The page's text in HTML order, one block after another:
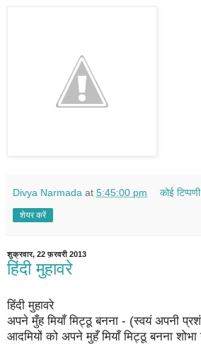
Divya Narmada at 5:45:00 pm कोई
शेयर करें
शुक्रवार, 22 फ़रवरी 2013
हिंदी मुहावरे
हिंदी मुहावरे
अपने मुँह मियाँ मिट्ठू बनना - (स्वयं अपनी
आदमियों को अपने मुहँ मियाँ मिट्ठू बनना शोभा